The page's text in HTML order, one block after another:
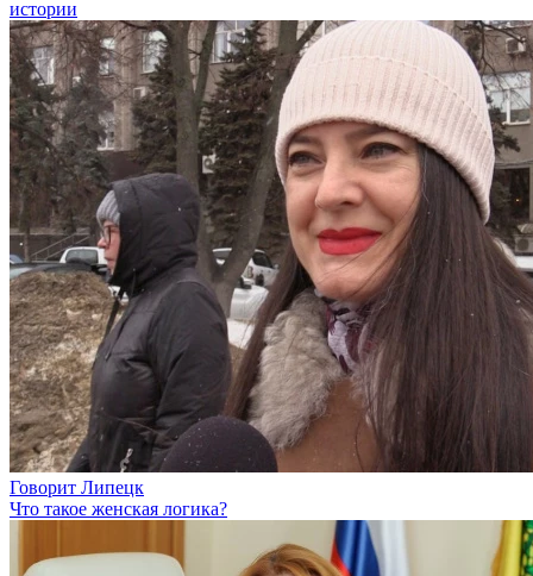
истории
Говорит Липецк
Что такое женская логика?